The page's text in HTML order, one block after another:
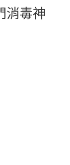
消毒神